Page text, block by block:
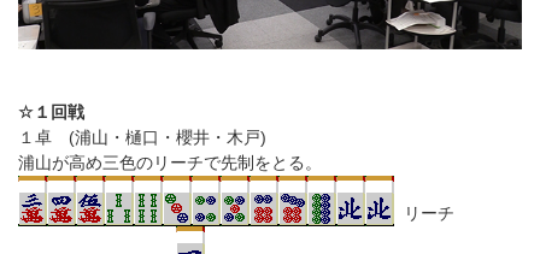
☆１回戦
１卓 (浦山・樋口・櫻井・木戸)
浦山が高め三色のリーチで先制をとる。
リーチ